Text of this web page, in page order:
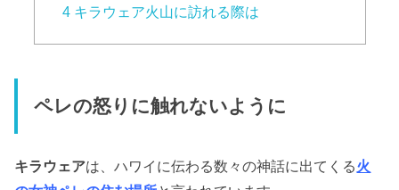
4 キラウェア火山に訪れる際は
ペレの怒りに触れないように
キラウェアは、ハワイに伝わる数々の神話に出てくる火